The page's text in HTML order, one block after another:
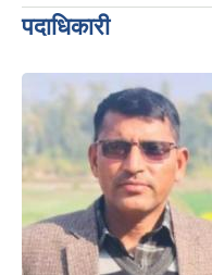
पदाधिकारी